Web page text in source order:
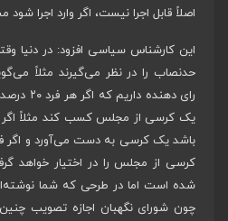
اصلاً قابل اجرا نیست، اگر وارد اجرا
این کارشناس سیاسی افزود: در دنیا
رای
کرسی از مجلس را در اختیار خواهد
شده است اما در طرحی که شما
چون شورای نگهبان اجازه تصویب